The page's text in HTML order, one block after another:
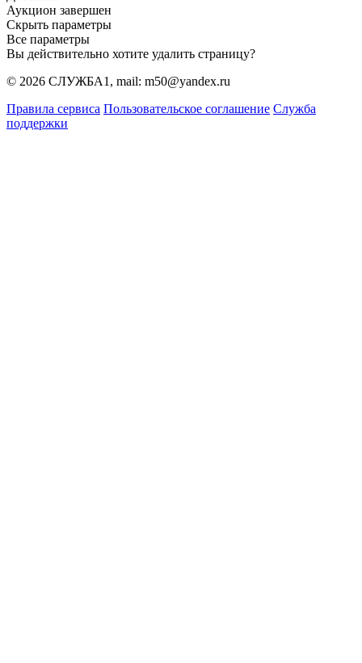
Аукцион завершен
Скрыть параметры
Все параметры
Вы действительно хотите удалить страницу?
© 2026 СЛУЖБА1, mail: m50@yandex.ru
Правила сервиса Пользовательское соглашение Служба
поддержки